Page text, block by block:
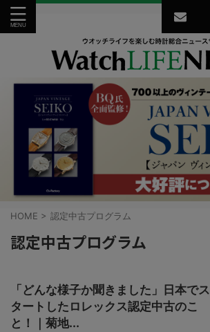
HOME > 認定中古プログラム
認定中古プログラム
「どんな様子か聞きました」日本でス
タートしたロレックス認定中古のこ
と！｜菊地...